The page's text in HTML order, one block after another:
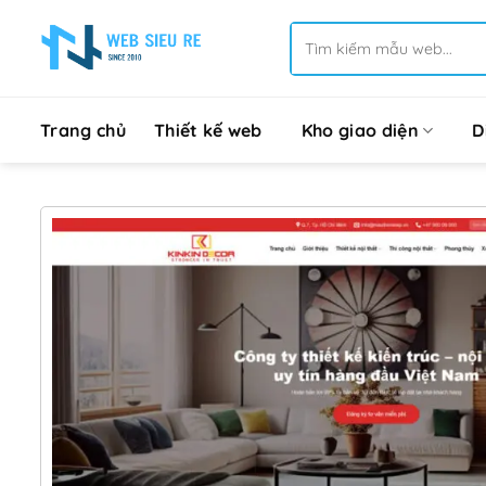
kiếm:
Trang chủ Thiết kế web Kho giao diện